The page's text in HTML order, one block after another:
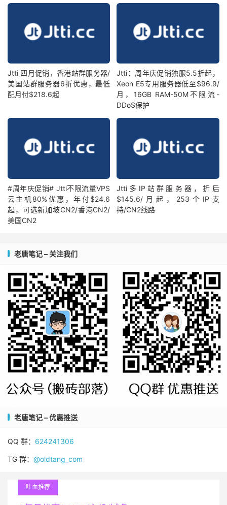
Jtti 四月促销，香港站群服务器/
美国站群服务器6折优惠，最低
配月付$218.6起
Jtti：周年庆促销独服5.5折起，
Xeon E5专用服务器低至$96.9/
月，16GB RAM-50M不限流-
DDoS保护
#周年庆促销# Jtti不限流量VPS
云主机80%优惠，年付$24.6
起，可选新加坡CN2/香港CN2/
美国CN2
Jtti多IP站群服务器，折后
$145.6/月起，253个IP支
持/CN2线路
老唐笔记 – 关注我们
老唐笔记 – 优惠推送
QQ 群： 624241306
TG 群： @oldtang_com
吐血推荐